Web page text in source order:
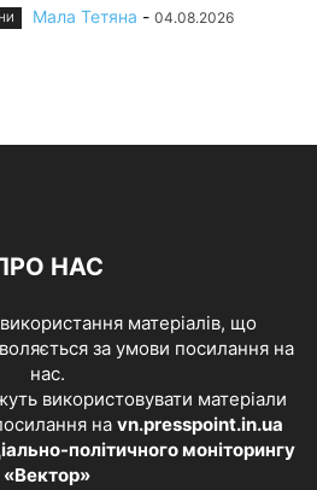
Мала Тетяна - 04.08.2026
НАС
матеріалів, що
за умови посилання на
нас.
використовувати матеріали
на vn.presspoint.in.ua
політичного моніторингу
«Вектор»